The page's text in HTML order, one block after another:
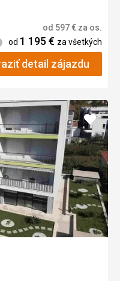
od 597€ za os.
Informácie
od 1 195€ za všetkých
detail zájazdu
Pridať
do